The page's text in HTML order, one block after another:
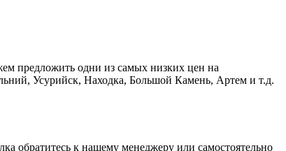
предложить одни из самых низких цен на
Усурийск, Находка, Большой Камень, Артем и т.д.
обратитесь к нашему менеджеру или самостоятельно